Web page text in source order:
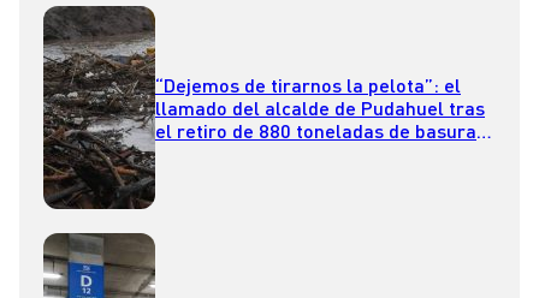
“Dejemos de tirarnos la pelota”: el
llamado del alcalde de Pudahuel tras
el retiro de 880 toneladas de basura